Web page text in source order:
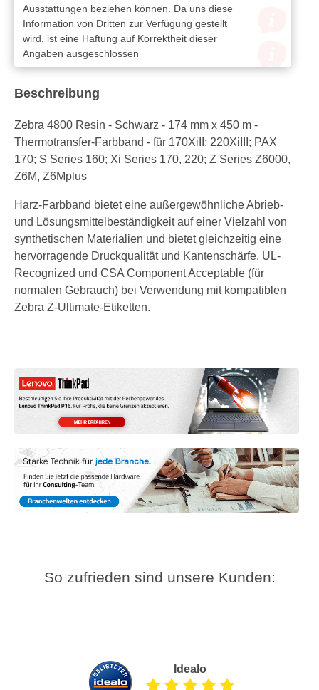
Ausstattungen beziehen können. Da uns diese
Information von Dritten zur Verfügung gestellt
wird, ist eine Haftung auf Korrektheit dieser
Angaben ausgeschlossen
Beschreibung
Zebra 4800 Resin - Schwarz - 174 mm x 450 m -
Thermotransfer-Farbband - für 170XiII; 220XiIII; PAX
170; S Series 160; Xi Series 170, 220; Z Series Z6000,
Z6M, Z6Mplus
Harz-Farbband bietet eine außergewöhnliche Abrieb-
und Lösungsmittelbeständigkeit auf einer Vielzahl von
synthetischen Materialien und bietet gleichzeitig eine
hervorragende Druckqualität und Kantenschärfe. UL-
Recognized und CSA Component Acceptable (für
normalen Gebrauch) bei Verwendung mit kompatiblen
Zebra Z-Ultimate-Etiketten.
So zufrieden sind unsere Kunden:
Idealo